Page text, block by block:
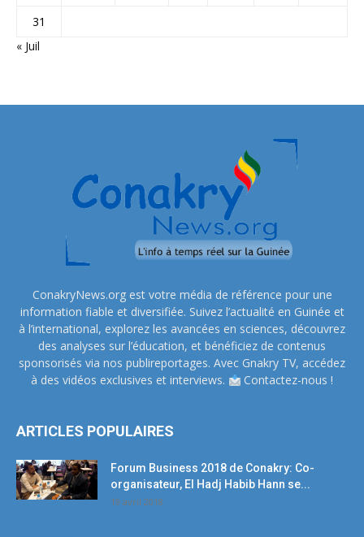
31
« Juil
ConakryNews.org est votre média de référence pour une
information fiable et diversifiée. Suivez l’actualité en Guinée et
à l’international, explorez les avancées en sciences, découvrez
des analyses sur l’éducation, et bénéficiez de contenus
sponsorisés via nos publireportages. Avec Gnakry TV, accédez
à des vidéos exclusives et interviews.
Contactez-nous !
ARTICLES POPULAIRES
Forum Business 2018 de Conakry: Co-
organisateur, El Hadj Habib Hann se...
19 avril 2018